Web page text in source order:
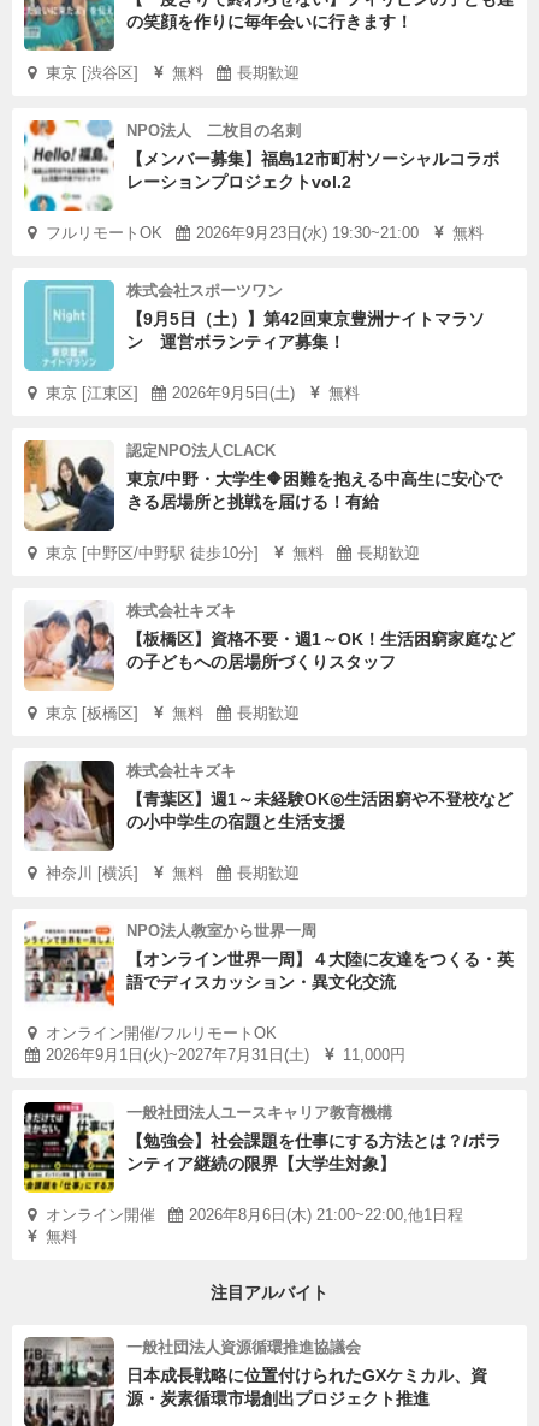
の笑顔を作りに毎年会いに行きます！
東京 [渋谷区] 無料 長期歓迎
NPO法人 二枚目の名刺
【メンバー募集】福島12市町村ソーシャルコラボ
レーションプロジェクトvol.2
フルリモートOK 2026年9月23日(水) 19:30~21:00 無料
株式会社スポーツワン
【9月5日（土）】第42回東京豊洲ナイトマラソ
ン 運営ボランティア募集！
東京 [江東区] 2026年9月5日(土) 無料
認定NPO法人CLACK
東京/中野・大学生🔶困難を抱える中高生に安心で
きる居場所と挑戦を届ける！有給
東京 [中野区/中野駅 徒歩10分] 無料 長期歓迎
株式会社キズキ
【板橋区】資格不要・週1～OK！生活困窮家庭など
の子どもへの居場所づくりスタッフ
東京 [板橋区] 無料 長期歓迎
株式会社キズキ
【青葉区】週1～未経験OK◎生活困窮や不登校など
の小中学生の宿題と生活支援
神奈川 [横浜] 無料 長期歓迎
NPO法人教室から世界一周
【オンライン世界一周】４大陸に友達をつくる・英
語でディスカッション・異文化交流
オンライン開催/フルリモートOK
2026年9月1日(火)~2027年7月31日(土)
11,000円
一般社団法人ユースキャリア教育機構
【勉強会】社会課題を仕事にする方法とは？/ボラ
ンティア継続の限界【大学生対象】
オンライン開催
2026年8月6日(木) 21:00~22:00,他1日程
無料
注目アルバイト
一般社団法人資源循環推進協議会
日本成長戦略に位置付けられたGXケミカル、資
源・炭素循環市場創出プロジェクト推進